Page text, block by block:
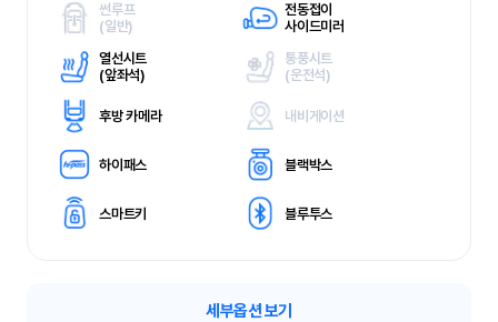
썬루프
(일반)
전동접이
사이드미러
열선시트
(앞좌석)
통풍시트
(운전석)
후방 카메라 내비게이션
하이패스 블랙박스
스마트키 블루투스
세부옵션 보기